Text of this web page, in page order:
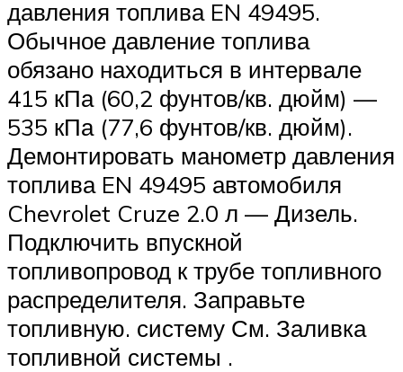
давления топлива EN 49495.
Обычное давление топлива
обязано находиться в интервале
415 кПа (60,2 фунтов/кв. дюйм) —
535 кПа (77,6 фунтов/кв. дюйм).
Демонтировать манометр давления
топлива EN 49495 автомобиля
Chevrolet Cruze 2.0 л — Дизель.
Подключить впускной
топливопровод к трубе топливного
распределителя. Заправьте
топливную. систему См. Заливка
топливной системы .